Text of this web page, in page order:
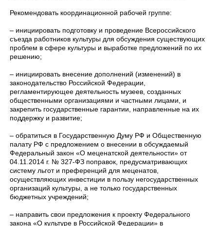
Рекомендовать координационной рабочей группе:
– инициировать подготовку и проведение Всероссийского
съезда работников культуры для обсуждения существующих
проблем в сфере культуры и выработке предложений по их
решению;
– инициировать внесение дополнений (изменений) в
законодательство Российской Федерации,
регламентирующее деятельность музеев, созданных
общественными организациями и частными лицами, и
закрепить государственные гарантии, направленные на их
поддержку и развитие;
– обратиться в Государственную Думу РФ и Общественную
палату РФ с предложением о внесении в обсуждаемый
Федеральный закон «О меценатской деятельности» от
04.11.2014 г. № 327-ФЗ поправок, предусматривающих
систему льгот и преференций для меценатов,
осуществляющих инвестиции в пользу негосударственных
организаций культуры, а не только государственных
бюджетных учреждений;
– направить свои предложения к проекту Федерального
закона «О культуре в Российской Федерации» в